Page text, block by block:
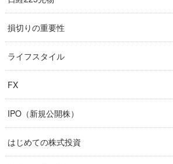
損切りの重要性
ライフスタイル
FX
IPO（新規公開株）
はじめての株式投資